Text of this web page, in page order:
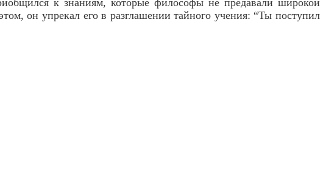
он упрекал его в разглашении тайного учения: “Ты поступил